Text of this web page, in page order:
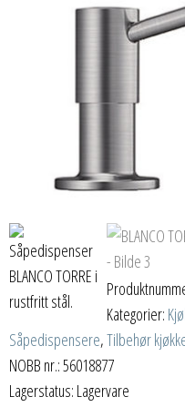
Kategorier:
Såpedispensere,Tilbehør
NOBB nr.: 56018877
Lagerstatus: Lagervare